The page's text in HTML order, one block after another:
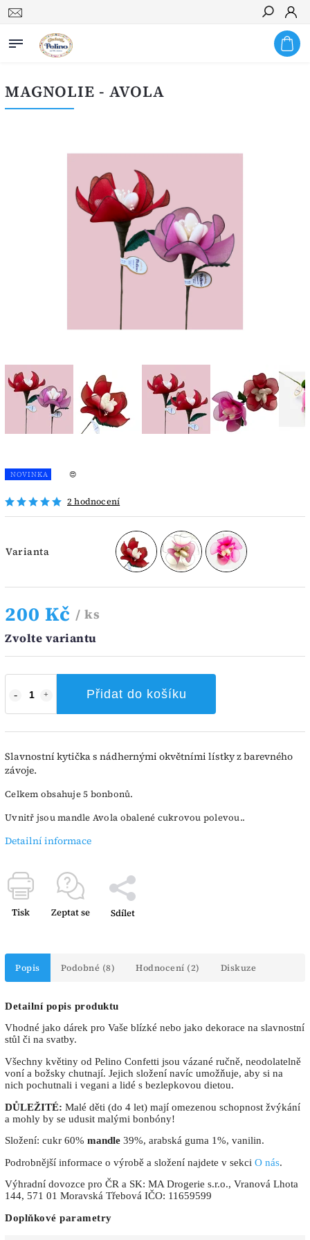
Hledat
MAGNOLIE - AVOLA
NOVINKA 😍
2 hodnocení
Varianta
200 Kč / ks
Zvolte variantu
Přidat do košíku
Slavnostní kytička s nádhernými okvětními lístky z barevného
závoje.
Celkem obsahuje 5 bonbonů.
Uvnitř jsou mandle Avola obalené cukrovou polevou..
Detailní informace
Tisk Zeptat se Sdílet
Popis Podobné (8) Hodnocení (2) Diskuze
Detailní popis produktu
Vhodné jako dárek pro Vaše blízké nebo jako dekorace na slavnostní
stůl či na svatby.
Všechny květiny od Pelino Confetti jsou vázané ručně, neodolatelně
voní a božsky chutnají. Jejich složení navíc umožňuje, aby si na
nich pochutnali i vegani a lidé s bezlepkovou dietou.
DŮLEŽITÉ: Malé děti (do 4 let) mají omezenou schopnost žvýkání
a mohly by se udusit malými bonbóny!
Složení: cukr 60% mandle 39%, arabská guma 1%, vanilin.
Podrobnější informace o výrobě a složení najdete v sekci O nás.
Výhradní dovozce pro ČR a SK: MA Drogerie s.r.o., Vranová Lhota
144, 571 01 Moravská Třebová IČO: 11659599
Doplňkové parametry